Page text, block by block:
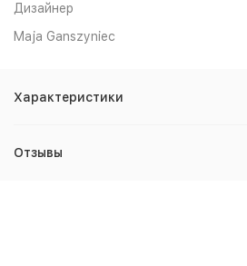
Дизайнер
Maja Ganszyniec
Характеристики
Отзывы